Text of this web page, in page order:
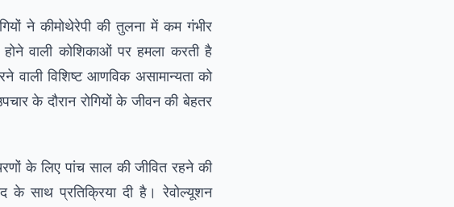
ने कीमोथेरेपी की तुलना में कम गंभीर
वाली कोशिकाओं पर हमला करती है
वाली विशिष्ट आणविक असामान्यता को
के दौरान रोगियों के जीवन की बेहतर
के लिए पांच साल की जीवित रहने की
के साथ प्रतिक्रिया दी है। रेवोल्यूशन